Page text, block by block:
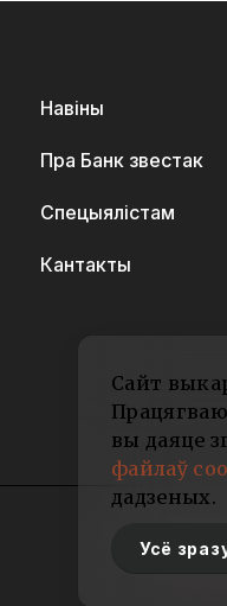
Навіны
Пра Банк звестак
Спецыялістам
Кантакты
Сайт
вы даяце
файлаў
дадзеных.
Усё